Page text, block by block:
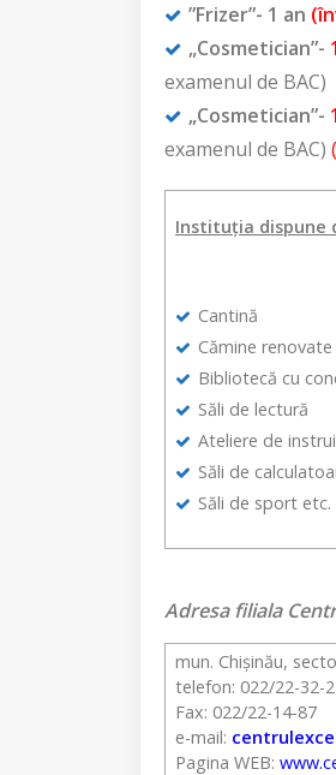
”Frizer”- 1 an
„Cosmetician”-
examenul de BAC)
„Cosmetician”-
examenul de BAC)
Instituția dispune
Cantină
Cămine renovate
Bibliotecă cu
Săli de lectură
Ateliere de
Săli de
Săli de sport etc.
Adresa
mun. Chișinău,
telefon: 022/22-32-
Fax: 022/22-14-87
e-mail:
Pagina WEB: